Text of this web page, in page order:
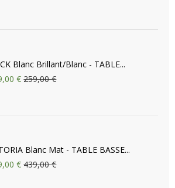
Blanc Brillant/Blanc - TABLE...
€ 259,00 €
Blanc Mat - TABLE BASSE...
€ 439,00 €